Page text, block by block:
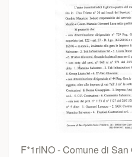
F*1rINO - Comune di